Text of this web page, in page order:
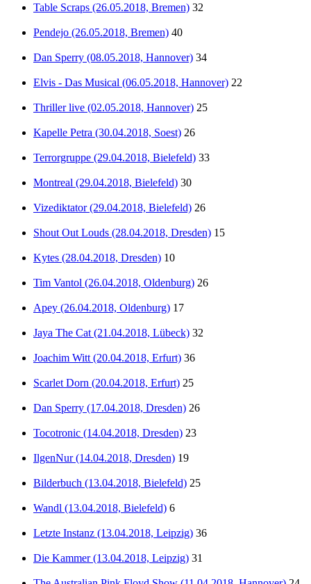
Table Scraps (26.05.2018, Bremen) 32
Pendejo (26.05.2018, Bremen) 40
Dan Sperry (08.05.2018, Hannover) 34
Elvis - Das Musical (06.05.2018, Hannover) 22
Thriller live (02.05.2018, Hannover) 25
Kapelle Petra (30.04.2018, Soest) 26
Terrorgruppe (29.04.2018, Bielefeld) 33
Montreal (29.04.2018, Bielefeld) 30
Vizediktator (29.04.2018, Bielefeld) 26
Shout Out Louds (28.04.2018, Dresden) 15
Kytes (28.04.2018, Dresden) 10
Tim Vantol (26.04.2018, Oldenburg) 26
Apey (26.04.2018, Oldenburg) 17
Jaya The Cat (21.04.2018, Lübeck) 32
Joachim Witt (20.04.2018, Erfurt) 36
Scarlet Dorn (20.04.2018, Erfurt) 25
Dan Sperry (17.04.2018, Dresden) 26
Tocotronic (14.04.2018, Dresden) 23
IlgenNur (14.04.2018, Dresden) 19
Bilderbuch (13.04.2018, Bielefeld) 25
Wandl (13.04.2018, Bielefeld) 6
Letzte Instanz (13.04.2018, Leipzig) 36
Die Kammer (13.04.2018, Leipzig) 31